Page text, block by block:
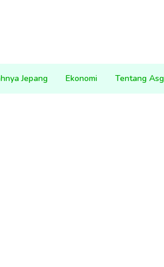
Jepang Ekonomi Tentang